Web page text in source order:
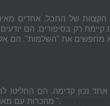
מודעות לשינויים ניהוליים ואישיים. כמנהלים וכאנשי מפתח לא פעם אנו נמצאים
קיימת רק בסיפורים. הם
מחפשים את "השלמות". הם
נכון קדימה. הם החליטו
." מהכרות עם